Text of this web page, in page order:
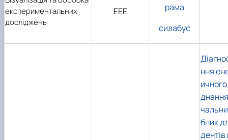
експериментальних
досліджень
ЕЕЕ
рама
силабус
ння
бник